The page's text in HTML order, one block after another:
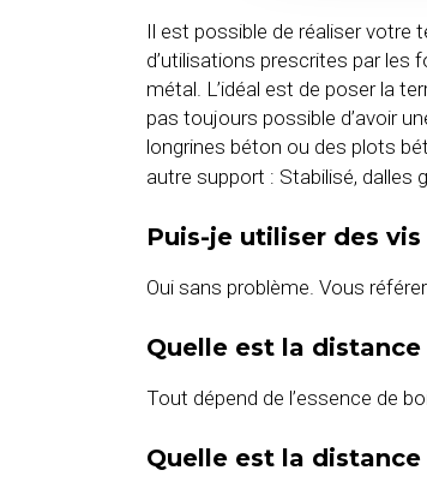
Il est possible de réaliser votre
d’utilisations prescrites par
métal. L’idéal est de poser la
pas toujours possible d’avoir
longrines béton ou des plots
autre support : Stabilisé, dalles
Puis-je utiliser des
Oui sans problème. Vous
Quelle est la
Tout dépend de l’essence de
Quelle est la